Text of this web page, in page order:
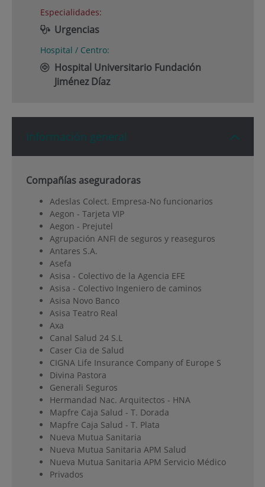
Especialidades:
Urgencias
Hospital / Centro:
Hospital Universitario Fundación
Jiménez Díaz
Información general
Compañías aseguradoras
Adeslas Colect. Empresa-No funcionarios
Aegon - Tarjeta VIP
Aegon - Prejutel
Agrupación ANFI de seguros y reaseguros
Antares S.A.
Asefa
Asisa - Colectivo de la Agencia EFE
Asisa - Colectivo Ingeniero de caminos
Asisa Novo Banco
Asisa Teatro Real
Axa
Canal Salud 24 S.L
Caser Cia de Salud
CIGNA Life Insurance Company of Europe S
Divina Pastora
Generali Seguros
Hermandad Nac. Arquitectos - HNA
Mapfre Caja Salud - T. Dorada
Mapfre Caja Salud - T. Plata
Nueva Mutua Sanitaria
Nueva Mutua Sanitaria APM Salud
Nueva Mutua Sanitaria APM Servicio Médico
Privados